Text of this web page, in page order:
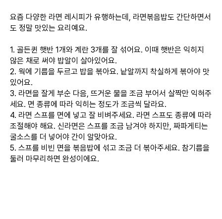
요즘 다양한 라면 레시피가 유행하는데, 라면볶음밥도 간단하면서
도 정말 맛있는 요리예요.
1. 골든퀸 햇반 1개와 계란 3개를 잘 섞어요. 이때 햇반은 익히지
않은 채로 써야 밥알이 살아있어요.
2. 웍에 기름을 두르고 밥을 볶아요. 낱알까지 착실하게 볶아야 맛
있어요.
3. 라면을 잘게 부순 다음, 뜨거운 물을 조금 부어서 살짝만 익혀주
세요. 면 종류에 따라 익히는 정도가 조금씩 달라요.
4. 라면 스프를 면에 넣고 잘 비벼주세요. 라면 스프도 종류에 따라
조절해야 해요. 신라면은 스프를 조금 남겨야 하지만, 짜파게티는
굴소스를 더 넣어야 간이 알맞아요.
5. 스프를 비빈 면을 볶음밥에 섞고 조금 더 볶아주세요. 참기름을
둘러 마무리하면 완성이에요.